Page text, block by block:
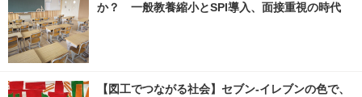
か？ 一般教養縮小とSPI導入、面接重視の時代
【図工でつながる社会】セブン‐イレブンの色で、